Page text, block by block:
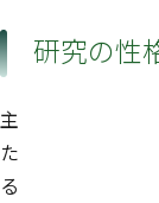
研究の性
主
た
る